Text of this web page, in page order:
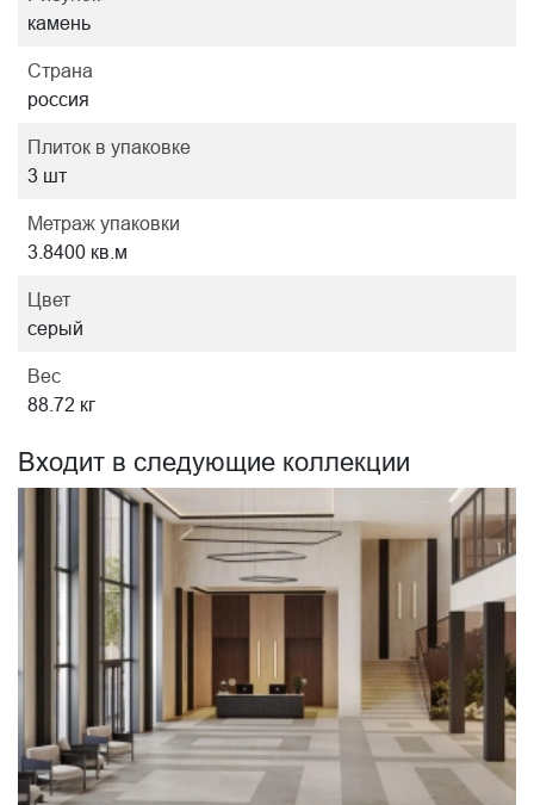
камень
Страна
россия
Плиток в упаковке
3 шт
Метраж упаковки
3.8400 кв.м
Цвет
серый
Вес
88.72 кг
Входит в следующие коллекции